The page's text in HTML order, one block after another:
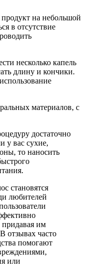
на небольшой
в отсутствие
несколько капель
длину и кончики.
материалов, с
достаточно
у вас сухие,
то наносить
становятся
любителей
придавая им
отзывах часто
помогают
или